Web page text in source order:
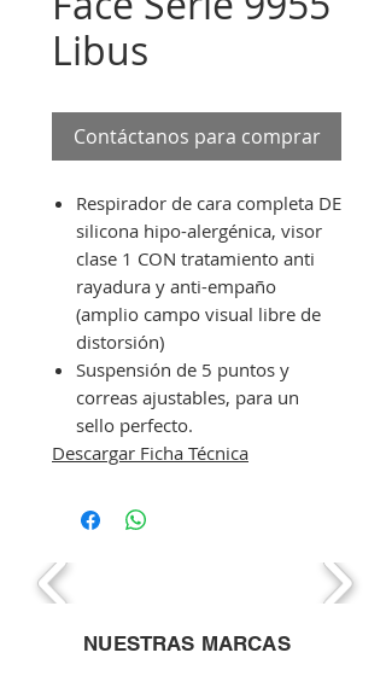
Libus
Contáctanos para comprar
Respirador de cara completa DE
silicona hipo-alergénica, visor
clase 1 CON tratamiento anti
rayadura y anti-empaño
(amplio campo visual libre de
distorsión)
Suspensión de 5 puntos y
correas ajusta­bles, para un
sello perfecto.
Descargar Ficha Técnica
NUESTRAS MARCAS